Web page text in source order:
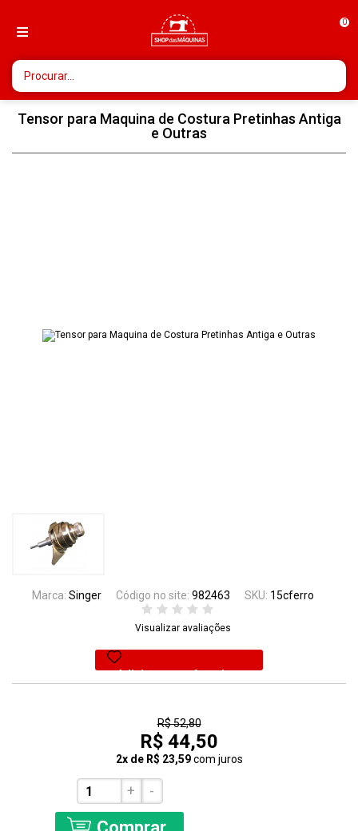
0
Tensor para Maquina de Costura Pretinhas Antiga
e Outras
Marca: Singer Código no site: 982463 SKU: 15cferro
Visualizar avaliações
Adicionar aos favoritos
R$ 52,80
R$ 44,50
2x de R$ 23,59 com juros
+ -